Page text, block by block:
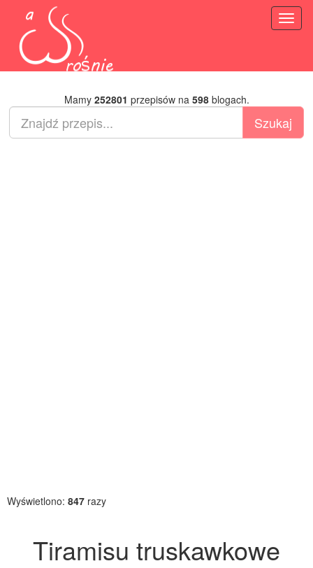
Mamy 252801 przepisów na 598blogach.
Wyświetlono: 847 razy
Tiramisu truskawkowe